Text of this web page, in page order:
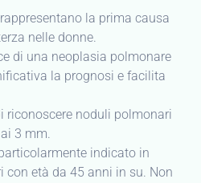
la prima causa
nelle donne.
di una neoplasia polmonare
la prognosi e facilita
riconoscere noduli polmonari
3 mm.
indicato in
con età da 45 anni in su. Non